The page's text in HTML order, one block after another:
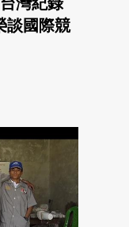
談國際競